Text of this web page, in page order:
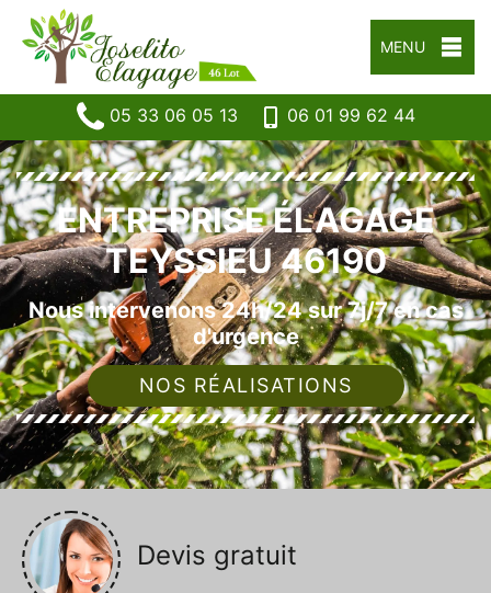
MENU
05 33 06 05 13 06 01 99 62 44
ENTREPRISE ÉLAGAGE
TEYSSIEU 46190
Nous intervenons 24h/24 sur 7j/7 en cas
d'urgence
NOS RÉALISATIONS
Devis gratuit